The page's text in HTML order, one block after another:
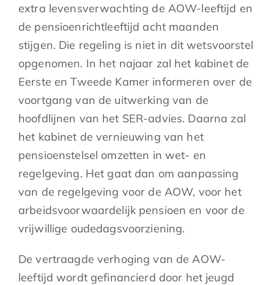
extra levensverwachting de AOW-leeftijd en
de pensioenrichtleeftijd acht maanden
stijgen. Die regeling is niet in dit wetsvoorstel
opgenomen. In het najaar zal het kabinet de
Eerste en Tweede Kamer informeren over de
voortgang van de uitwerking van de
hoofdlijnen van het SER-advies. Daarna zal
het kabinet de vernieuwing van het
pensioenstelsel omzetten in wet- en
regelgeving. Het gaat dan om aanpassing
van de regelgeving voor de AOW, voor het
arbeidsvoorwaardelijk pensioen en voor de
vrijwillige oudedagsvoorziening.
De vertraagde verhoging van de AOW-
leeftijd wordt gefinancierd door het jeugd